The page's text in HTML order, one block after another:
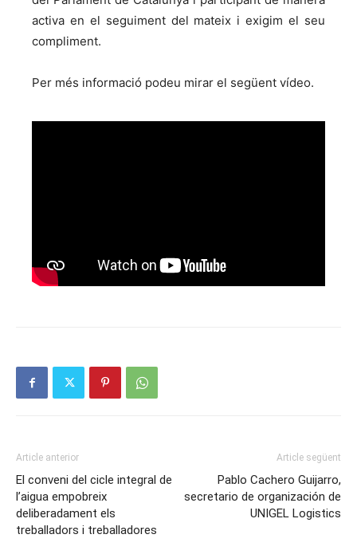
activa en el seguiment del mateix i exigim el seu
compliment.
Per més informació podeu mirar el següent vídeo.
Article anterior
El conveni del cicle integral de
l’aigua empobreix
deliberadament els
treballadors i treballadores
Article següent
Pablo Cachero Guijarro,
secretario de organización de
UNIGEL Logistics